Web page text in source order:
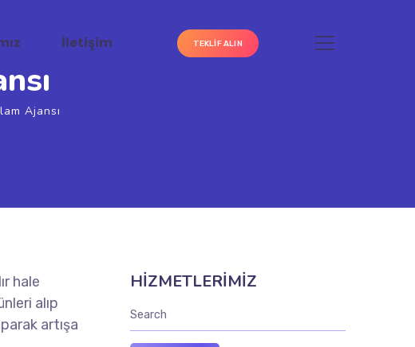
İletişim TEKLIF ALIN
Ajansı
hale
alıp
artışa
HİZMETLERİMİZ